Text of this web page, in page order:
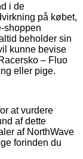
i de
på købet,
shoppen
beholder sin
kunne bevise
– Fluo
eller pige.
at vurdere
af dette
af NorthWave
forinden du